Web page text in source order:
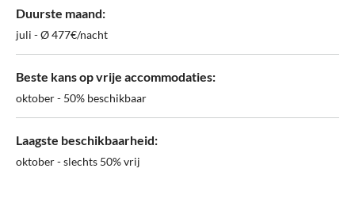
Duurste maand:
juli - Ø 477€/nacht
Beste kans op vrije accommodaties:
oktober - 50% beschikbaar
Laagste beschikbaarheid:
oktober - slechts 50% vrij